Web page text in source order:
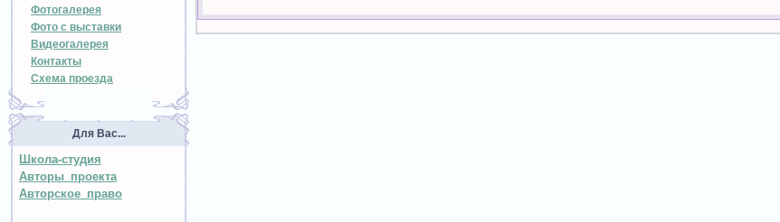
Фотогалерея
Фото с выставки
Видеогалерея
Контакты
Схема проезда
Для Вас...
Школа-студия
Авторы проекта
Авторское право